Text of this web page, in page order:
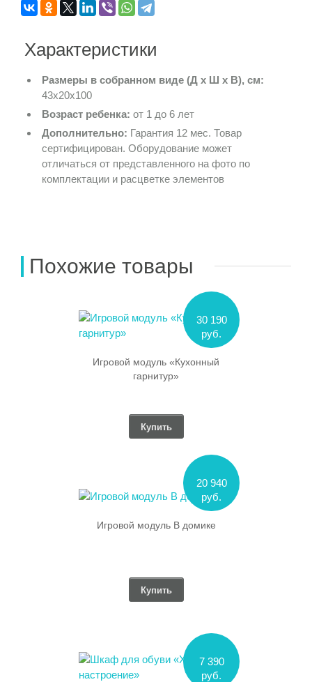
Характеристики
Размеры в собранном виде (Д х Ш х В), см:
43х20х100
Возраст ребенка: от 1 до 6 лет
Дополнительно: Гарантия 12 мес. Товар
сертифицирован. Оборудование может
отличаться от представленного на фото по
комплектации и расцветке элементов
Похожие товары
30 190
руб.
Игровой модуль «Кухонный
гарнитур»
Купить
20 940
руб.
Игровой модуль В домике
Купить
7 390
руб.